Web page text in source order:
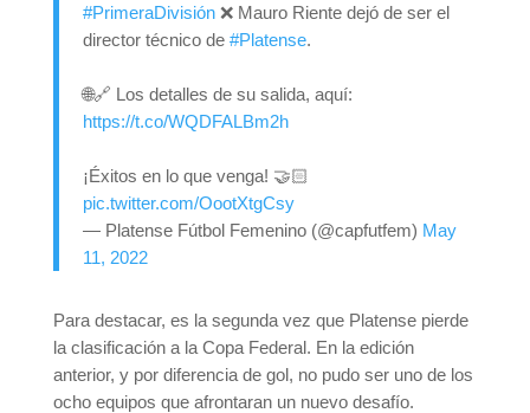
#PrimeraDivisión❌ Mauro Riente dejó de ser el
director técnico de #Platense.
🌐🔗 Los detalles de su salida, aquí:
https://t.co/WQDFALBm2h
¡Éxitos en lo que venga! 🤝🏻
pic.twitter.com/OootXtgCsy
— Platense Fútbol Femenino (@capfutfem) May
11, 2022
Para destacar, es la segunda vez que Platense pierde
la clasificación a la Copa Federal. En la edición
anterior, y por diferencia de gol, no pudo ser uno de los
ocho equipos que afrontaran un nuevo desafío.